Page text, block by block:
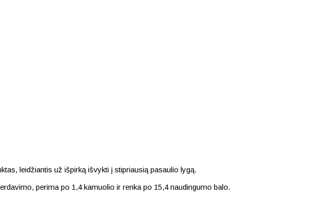
leidžiantis už išpirką išvykti į stipriausią pasaulio lygą.
perima po 1,4 kamuolio ir renka po 15,4 naudingumo balo.